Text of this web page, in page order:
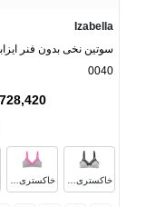
کردن آن پرهیز شود تا
Izabella
سوتین نخی بدون فنر
0040
728,420 تومان